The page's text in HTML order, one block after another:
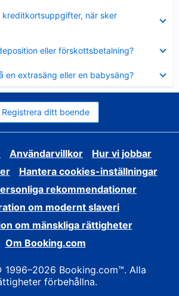
när sker
eller förskottsbetalning?
en extrasäng eller en babysäng?
Registrera ditt boende
Användarvillkor
Hur vi jobbar
Hantera cookies-inställningar
rekommendationer
om modernt slaveri
om mänskliga rättigheter
Om Booking.com
Booking.com™. Alla
förbehållna.